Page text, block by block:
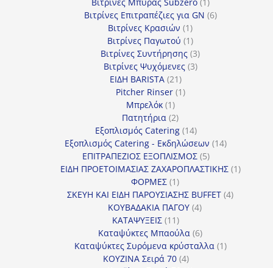
προϊόν
Βιτρίνες Επιτραπέζιες για GN 66
Βιτρίνες Κρασιών 11
προϊόν
Βιτρίνες Παγωτού 11
προϊόν
Βιτρίνες Συντήρησης 33
προϊόντα
Βιτρίνες Ψυχόμενες 33
ΕΙΔΗ BARISTA 2121
προϊόντα
Pitcher Rinser 11
Μπρελόκ 11
προϊόν
Πατητήρια 22
προϊόντα
Εξοπλισμός Catering 1414
προϊόντα
Εξοπλισμός Catering - Εκδηλώσεων 1414
ΕΠΙΤΡΑΠΕΖΙΟΣ ΕΞΟΠΛΙΣΜΟΣ 55
προϊόντα
ΕΙΔΗ ΠΡΟΕΤΟΙΜΑΣΙΑΣ ΖΑΧΑΡΟΠΛΑΣΤΙΚΗΣ 11
ΦΟΡΜΕΣ 11
προϊόν
ΣΚΕΥΗ ΚΑΙ ΕΙΔΗ ΠΑΡΟΥΣΙΑΣΗΣ BUFFET 44
ΚΟΥΒΑΔΑΚΙΑ ΠΑΓΟΥ 44
ΚΑΤΑΨΥΞΕΙΣ 1111
προϊόντα
Καταψύκτες Μπαούλα 66
προϊόντα
Καταψύκτες Συρόμενα κρύσταλλα 11
ΚΟΥΖΙΝΑ Σειρά 70 44